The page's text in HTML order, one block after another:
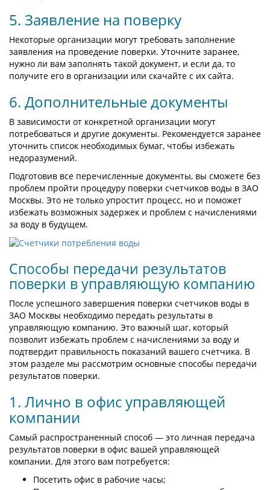
5. Заявление на поверку
Некоторые организации могут требовать заполнение
заявления на проведение поверки. Уточните заранее,
нужно ли вам заполнять такой документ, и если да, то
получите его в организации или скачайте с их сайта.
6. Дополнительные документы
В зависимости от конкретной организации могут
потребоваться и другие документы. Рекомендуется заранее
уточнить список необходимых бумаг, чтобы избежать
недоразумений.
Подготовив все перечисленные документы, вы сможете без
проблем пройти процедуру поверки счетчиков воды в ЗАО
Москвы. Это не только упростит процесс, но и поможет
избежать возможных задержек и проблем с начислениями
за воду в будущем.
Способы передачи результатов
поверки в управляющую компанию
После успешного завершения поверки счетчиков воды в
ЗАО Москвы необходимо передать результаты в
управляющую компанию. Это важный шаг, который
позволит избежать проблем с начислениями за воду и
подтвердит правильность показаний вашего счетчика. В
этом разделе мы рассмотрим основные способы передачи
результатов поверки.
1. Лично в офис управляющей
компании
Самый распространенный способ — это личная передача
результатов поверки в офис вашей управляющей
компании. Для этого вам потребуется:
Посетить офис в рабочие часы;